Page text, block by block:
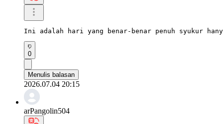
Ini adalah hari yang benar-benar penuh syukur
0
Menulis balasan
2026.07.04 20:15
arPangolin504